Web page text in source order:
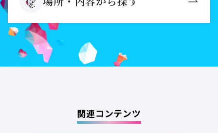
関連コンテンツ